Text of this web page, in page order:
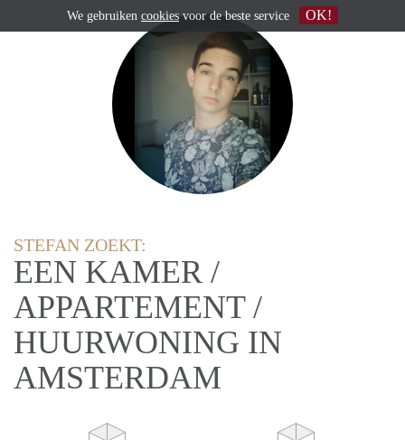
STEFAN ZOEKT:
EEN KAMER /
APPARTEMENT /
HUURWONING IN
AMSTERDAM
We gebruiken cookies voor de beste service OK!